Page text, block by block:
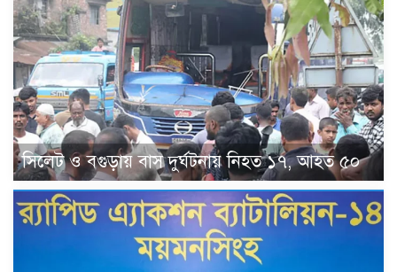
সিলেট ও বগুড়ায় বাস দুর্ঘটনায় নিহত ১৭, আহত ৫০